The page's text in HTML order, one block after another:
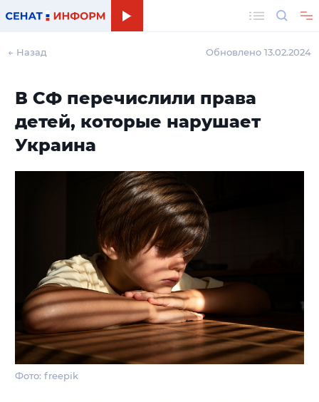
← Назад Обновлено 13.02.2024
В СФ перечислили права
детей, которые нарушает
Украина
Фото: freepik